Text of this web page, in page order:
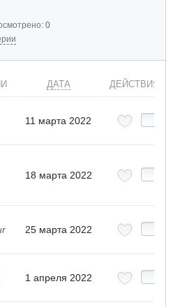
0
ДАТА ДЕЙСТВИЯ
11 марта 2022
18 марта 2022
25 марта 2022
1 апреля 2022